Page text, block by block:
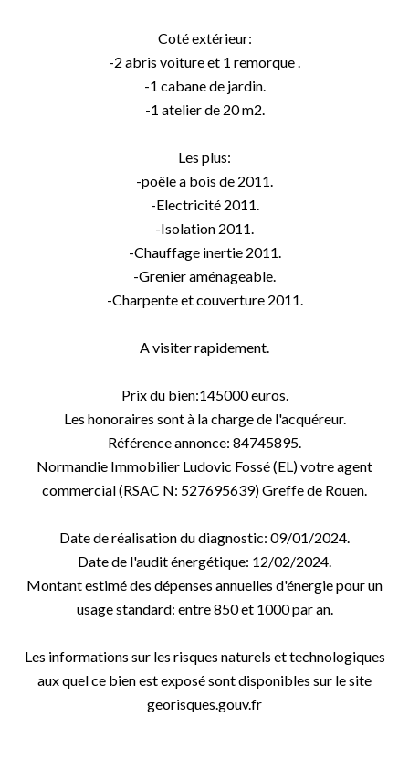
Coté extérieur:
-2 abris voiture et 1 remorque .
-1 cabane de jardin.
-1 atelier de 20 m2.
Les plus:
-poêle a bois de 2011.
-Electricité 2011.
-Isolation 2011.
-Chauffage inertie 2011.
-Grenier aménageable.
-Charpente et couverture 2011.
A visiter rapidement.
Prix du bien:145000 euros.
Les honoraires sont à la charge de l'acquéreur.
Référence annonce: 84745895.
Normandie Immobilier Ludovic Fossé (EL) votre agent
commercial (RSAC N: 527695639) Greffe de Rouen.
Date de réalisation du diagnostic: 09/01/2024.
Date de l'audit énergétique: 12/02/2024.
Montant estimé des dépenses annuelles d'énergie pour un
usage standard: entre 850 et 1000 par an.
Les informations sur les risques naturels et technologiques
aux quel ce bien est exposé sont disponibles sur le site
georisques.gouv.fr